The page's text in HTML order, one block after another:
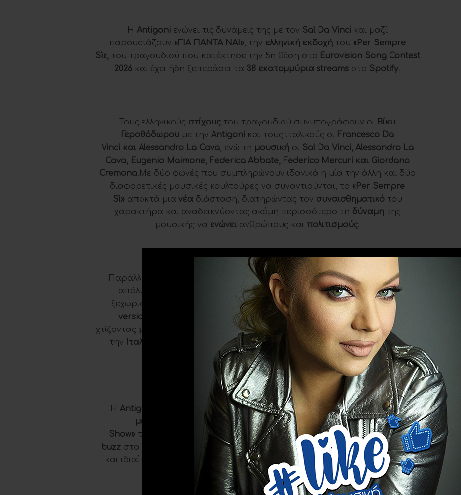
Η Antigoni ενώνει τις δυνάμεις της με τον Sal Da Vinci και μαζί
παρουσιάζουν «ΓΙΑ ΠΑΝΤΑ ΝΑΙ», την ελληνική εκδοχή του «Per Sempre
Sì», του τραγουδιού που κατέκτησε την 5η θέση στο Eurovision Song Contest
2026 και έχει ήδη ξεπεράσει τα 38 εκατομμύρια streams στο Spotify.
Τους ελληνικούς στίχους του τραγουδιού συνυπογράφουν οι Βίκυ
Γεροθόδωρου με την Αntigoni και τους ιταλικούς οι Francesco Da
Vinci και Alessandro La Cava, ενώ τη μουσική οι Sal Da Vinci, Alessandro La
Cava, Eugenio Maimone, Federica Abbate, Federico Mercuriκαι Giordano
Cremona.Με δύο φωνές που συμπληρώνουν ιδανικά η μία την άλλη και δύο
διαφορετικές μουσικές κουλτούρες να συναντιούνται, το «Per Sempre
Sì» αποκτά μια νέαδιάσταση, διατηρώντας τον συναισθηματικότου
χαρακτήρα και αναδεικνύοντας ακόμη περισσότερο τη δύναμητης
μουσικής να ενώνειανθρώπους και πολιτισμούς.
Παράλληλα, όλα δείχνουν πως έχει όλα τα στοιχεία για να εξελιχθεί στο
απόλυτο
, το τραγούδι που θα συνοδεύσει τις πιο
ξεχωριστές στιγμές του φετινού καλοκαιριού και όχι μόνο. Ηελληνική
version
του τραγουδιού φιλοδοξεί να ταξιδέψει ακόμη πιο μακριά,
χτίζοντας μια δυνατή μουσική γέφυραανάμεσα στηνΕλλάδα, τηνΚύπρο
την
Ιταλία
και φέρνοντας το ελληνικό στοιχείο σε ένα ήδη επιτυχημένο
ευρωπαϊκό τραγούδι.
Η Antigoni παρουσίασε για πρώτηφορά, σε
αποκλειστική τηλεοπτική
μετάδοση
ΓΙΑ ΠΑΝΤΑ ΝΑΙ» στην εκπομπή«Louis Night
Show» του Κύπρου . Η εμφάνισή της προκάλεσε αμέσωςέντονο
buzz στα , με το νέο της συνεργασίας ναενθουσιάζει το κοινό
και ιδιαίτερα τους
, που είχαν ξεχωρίσει και αγαπήσει
τους δύο
καλλιτέχνες μέσα από τη φετινή Eurovision.